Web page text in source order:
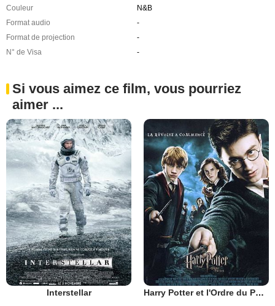
Couleur
N&B
Format audio
-
Format de projection
-
N° de Visa
-
Si vous aimez ce film, vous pourriez
aimer ...
Interstellar Harry Potter et l'Ordre du Phénix